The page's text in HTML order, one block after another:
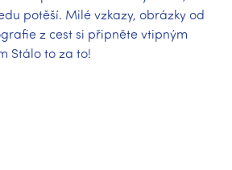
potěší. Milé vzkazy, obrázky od
z cest si připněte vtipným
Stálo to za to!